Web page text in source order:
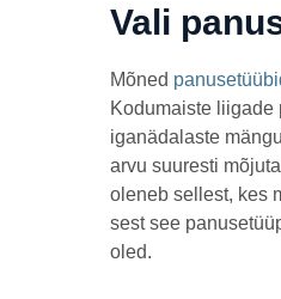
Vali
Mõned
Kodumaiste liigade
iganädalaste
arvu suuresti
oleneb sellest, kes
sest see
oled.